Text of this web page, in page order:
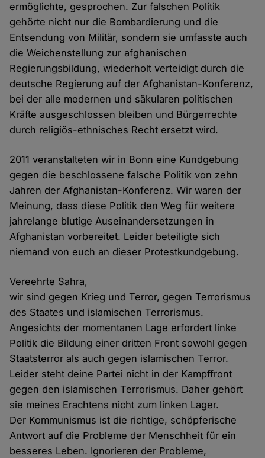
ermöglichte, gesprochen. Zur falschen Politik
gehörte nicht nur die Bombardierung und die
Entsendung von Militär, sondern sie umfasste auch
die Weichenstellung zur afghanischen
Regierungsbildung, wiederholt verteidigt durch die
deutsche Regierung auf der Afghanistan-Konferenz,
bei der alle modernen und säkularen politischen
Kräfte ausgeschlossen bleiben und Bürgerrechte
durch religiös-ethnisches Recht ersetzt wird.
2011 veranstalteten wir in Bonn eine Kundgebung
gegen die beschlossene falsche Politik von zehn
Jahren der Afghanistan-Konferenz. Wir waren der
Meinung, dass diese Politik den Weg für weitere
jahrelange blutige Auseinandersetzungen in
Afghanistan vorbereitet. Leider beteiligte sich
niemand von euch an dieser Protestkundgebung.
Vereehrte Sahra,
wir sind gegen Krieg und Terror, gegen Terrorismus
des Staates und islamischen Terrorismus.
Angesichts der momentanen Lage erfordert linke
Politik die Bildung einer dritten Front sowohl gegen
Staatsterror als auch gegen islamischen Terror.
Leider steht deine Partei nicht in der Kampffront
gegen den islamischen Terrorismus. Daher gehört
sie meines Erachtens nicht zum linken Lager.
Der Kommunismus ist die richtige, schöpferische
Antwort auf die Probleme der Menschheit für ein
besseres Leben. Ignorieren der Probleme,